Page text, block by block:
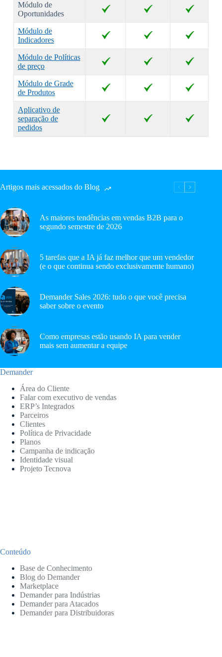
Módulo de
Oportunidades
Módulo de
Indicadores
Módulo de Políticas
de preço
Módulo de Grade
de Produtos
Aplicativo de
separação de
pedidos
Artigos mais acessados do Blog
As maiores tendências em vendas B2B para o
segundo semestre de 2026
5 tarefas que a IA já faz melhor que um vendedor
(e o que continua sendo exclusivamente humano)
Demander Sales 2026: tudo o que você precisa
saber sobre o evento
Como empresas estão usando IA para vender
mais sem aumentar a equipe
Demander
Área do Cliente
Falar com executivo de vendas
ERP’s Integrados
Parceiros
Clientes
Política de Privacidade
Planos
Campanha de indicação
Identidade visual
Projeto Tecnova
Conteúdo
Base de Conhecimento
Blog do Demander
Marketplace
Demander para Indústrias
Demander para Atacados
Demander para Distribuidoras